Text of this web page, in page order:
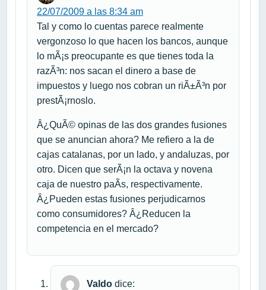
22/07/2009 a las 8:34 am
Tal y como lo cuentas parece realmente
vergonzoso lo que hacen los bancos, aunque
lo mÃ¡s preocupante es que tienes toda la
razÃ³n: nos sacan el dinero a base de
impuestos y luego nos cobran un riÃ±Ã³n por
prestÃ¡rnoslo.
Â¿QuÃ© opinas de las dos grandes fusiones
que se anuncian ahora? Me refiero a la de
cajas catalanas, por un lado, y andaluzas, por
otro. Dicen que serÃ¡n la octava y novena
caja de nuestro paÃ­s, respectivamente.
Â¿Pueden estas fusiones perjudicarnos
como consumidores? Â¿Reducen la
competencia en el mercado?
Valdo dice: